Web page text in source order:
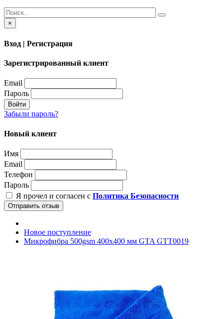
×
Вход | Регистрация
Зарегистрированный клиент
Email
Пароль
Войти
Забыли пароль?
Новый клиент
Имя
Email
Телефон
Пароль
Я прочел и согласен с Политика Безопасности
Отправить отзыв
Новое поступление
Микрофибра 500gsm 400х400 мм GTA GTT0019